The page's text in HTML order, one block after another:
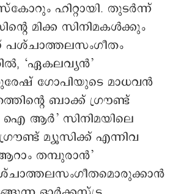
ഹിറ്റായി. തുടര്‍ന്ന്
മിക്ക സിനിമകള്‍ക്കും
പശ്ചാത്തലസംഗീതം
‘ഏകലവ്യൻ’
ഗോപിയുടെ മാധവന്‍
ബാക്ക് ഗ്രൗണ്ട്
ഐ ആര്‍’ സിനിമയിലെ
ഗ്രൗണ്ട് മ്യൂസിക്ക് എന്നിവ
തമ്പുരാന്‍’